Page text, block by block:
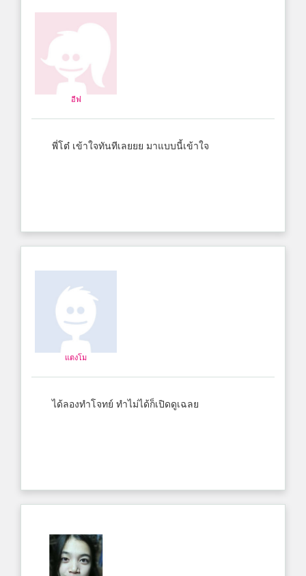
อีฟ
พี่โต๋ เข้าใจทันทีเลยยย มาแบบนี้เข้าใจ
แตงโม
ได้ลองทำโจทย์ ทำไม่ได้ก็เปิดดูเฉลย